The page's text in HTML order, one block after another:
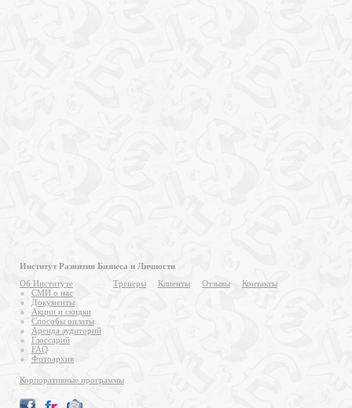
Институт Развития Бизнеса и Личности
Об Институте
СМИ о нас
Документы
Акции и скидки
Способы оплаты
Аренда аудиторий
Глоссарий
FAQ
Фотоархив
Тренеры Клиенты Отзывы Контакты
Корпоративные программы